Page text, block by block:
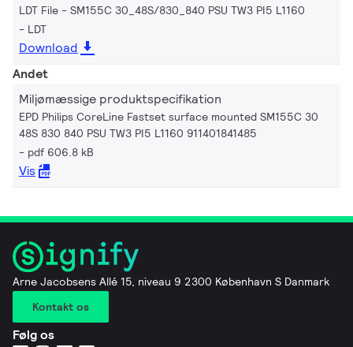
LDT File - SM155C 30_48S/830_840 PSU TW3 PI5 L1160
LDT
Download
Andet
Miljømæssige produktspecifikation
EPD Philips CoreLine Fastset surface mounted SM155C 30
48S 830 840 PSU TW3 PI5 L1160 911401841485
pdf 606.8 kB
Vis
Arne Jacobsens Allé 15, niveau 9 2300 København S Danmark
Kontakt os
Følg os